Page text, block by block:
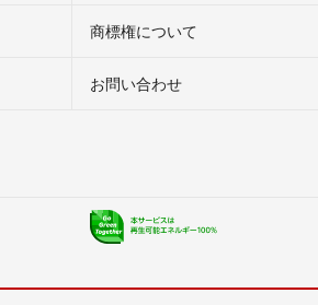
商標権について
お問い合わせ